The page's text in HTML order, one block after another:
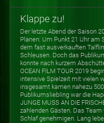
Klappe zu!
Der letzte Abend der Saison
Planen: Um Punkt 21 Uhr am
dem fast ausverkauften
Schleusen. Doch das
konnte nach kurzem
OCEAN FILM TOUR 2019
intensive Spielzeit mit vielen
insgesamt kamen nahezu
Publikumsliebling war die
JUNGE MUSS AN DIE
zahlenden Gästen. Das
Schlaf genehmigen. Lang